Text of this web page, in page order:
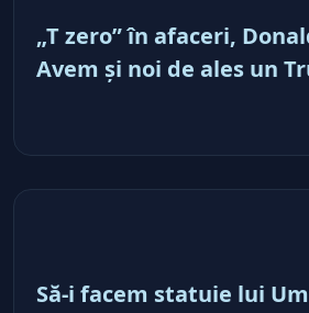
„T zero” în afaceri,
Avem şi noi de ales un
microscopul şi încerci
Să-i facem statuie lui